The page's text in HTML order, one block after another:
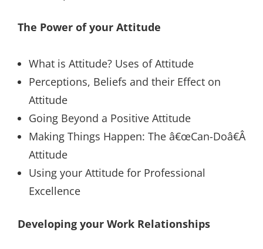
The Power of your Attitude
What is Attitude? Uses of Attitude
Perceptions, Beliefs and their Effect on
Attitude
Going Beyond a Positive Attitude
Making Things Happen: The â€œCan-Doâ€Â
Attitude
Using your Attitude for Professional
Excellence
Developing your Work Relationships